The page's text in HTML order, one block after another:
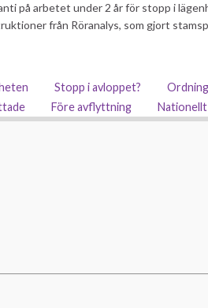
på arbetet under 2 år för stopp i
från Röranalys, som gjort
Stopp i avloppet?
Före avflyttning